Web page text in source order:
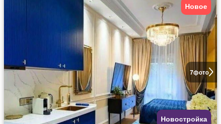
7фото
Новое
Новостройка